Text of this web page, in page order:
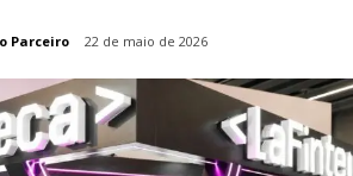
Parceiro 22 de maio de 2026